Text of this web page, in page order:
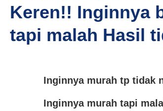
Keren!! Inginnya
tapi malah Hasil
Inginnya murah tp tidak
Inginnya murah tapi